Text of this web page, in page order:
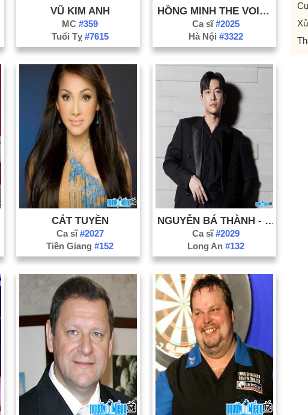
VŨ KIM ANH
MC#359
Tuổi Tỵ #7615
Ca sĩ#2025
Hà Nội#3322
CÁT TUYỀN
Ca sĩ#2027
Tiền Giang#152
Ca sĩ#2029
Long An#132